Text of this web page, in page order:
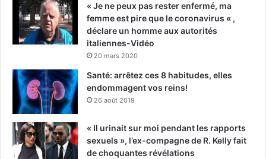
« Je ne peux pas rester enfermé, ma
femme est pire que le coronavirus « ,
déclare un homme aux autorités
italiennes-Vidéo
20 mars 2020
Santé: arrêtez ces 8 habitudes, elles
endommagent vos reins!
26 août 2019
« Il urinait sur moi pendant les rapports
sexuels », l’ex-compagne de R. Kelly fait
de choquantes révélations